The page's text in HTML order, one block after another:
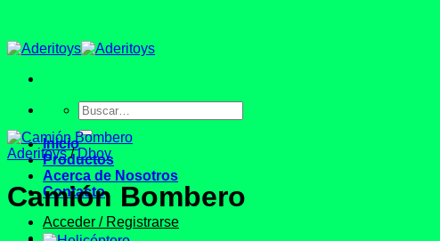
contenido
Buscar
por:
Inicio
Productos
Acerca de Nosotros
Contacto
Acceder / Registrarse
Aderitoys / Dboy
Camión Bombero